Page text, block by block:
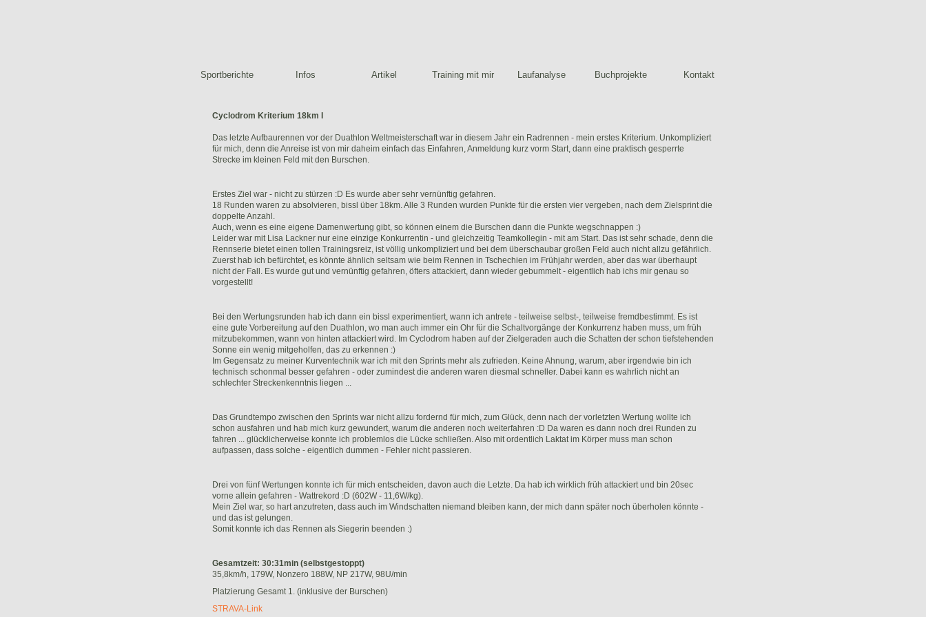
Sportberichte Infos Artikel Training mit mir Laufanalyse Buchprojekte Kontakt
Cyclodrom Kriterium 18km I
Das letzte Aufbaurennen vor der Duathlon Weltmeisterschaft war in diesem Jahr ein Radrennen - mein erstes Kriterium. Unkompliziert
für mich, denn die Anreise ist von mir daheim einfach das Einfahren, Anmeldung kurz vorm Start, dann eine praktisch gesperrte
Strecke im kleinen Feld mit den Burschen.
Erstes Ziel war - nicht zu stürzen :D Es wurde aber sehr vernünftig gefahren.
18 Runden waren zu absolvieren, bissl über 18km. Alle 3 Runden wurden Punkte für die ersten vier vergeben, nach dem Zielsprint die
doppelte Anzahl.
Auch, wenn es eine eigene Damenwertung gibt, so können einem die Burschen dann die Punkte wegschnappen :)
Leider war mit Lisa Lackner nur eine einzige Konkurrentin - und gleichzeitig Teamkollegin - mit am Start. Das ist sehr schade, denn die
Rennserie bietet einen tollen Trainingsreiz, ist völlig unkompliziert und bei dem überschaubar großen Feld auch nicht allzu gefährlich.
Zuerst hab ich befürchtet, es könnte ähnlich seltsam wie beim Rennen in Tschechien im Frühjahr werden, aber das war überhaupt
nicht der Fall. Es wurde gut und vernünftig gefahren, öfters attackiert, dann wieder gebummelt - eigentlich hab ichs mir genau so
vorgestellt!
Bei den Wertungsrunden hab ich dann ein bissl experimentiert, wann ich antrete - teilweise selbst-, teilweise fremdbestimmt. Es ist
eine gute Vorbereitung auf den Duathlon, wo man auch immer ein Ohr für die Schaltvorgänge der Konkurrenz haben muss, um früh
mitzubekommen, wann von hinten attackiert wird. Im Cyclodrom haben auf der Zielgeraden auch die Schatten der schon tiefstehenden
Sonne ein wenig mitgeholfen, das zu erkennen :)
Im Gegensatz zu meiner Kurventechnik war ich mit den Sprints mehr als zufrieden. Keine Ahnung, warum, aber irgendwie bin ich
technisch schonmal besser gefahren - oder zumindest die anderen waren diesmal schneller. Dabei kann es wahrlich nicht an
schlechter Streckenkenntnis liegen ...
Das Grundtempo zwischen den Sprints war nicht allzu fordernd für mich, zum Glück, denn nach der vorletzten Wertung wollte ich
schon ausfahren und hab mich kurz gewundert, warum die anderen noch weiterfahren :D Da waren es dann noch drei Runden zu
fahren ... glücklicherweise konnte ich problemlos die Lücke schließen. Also mit ordentlich Laktat im Körper muss man schon
aufpassen, dass solche - eigentlich dummen - Fehler nicht passieren.
Drei von fünf Wertungen konnte ich für mich entscheiden, davon auch die Letzte. Da hab ich wirklich früh attackiert und bin 20sec
vorne allein gefahren - Wattrekord :D (602W - 11,6W/kg).
Mein Ziel war, so hart anzutreten, dass auch im Windschatten niemand bleiben kann, der mich dann später noch überholen könnte -
und das ist gelungen.
Somit konnte ich das Rennen als Siegerin beenden :)
Gesamtzeit: 30:31min (selbstgestoppt)
35,8km/h, 179W, Nonzero 188W, NP 217W, 98U/min
Platzierung Gesamt 1. (inklusive der Burschen)
STRAVA-Link